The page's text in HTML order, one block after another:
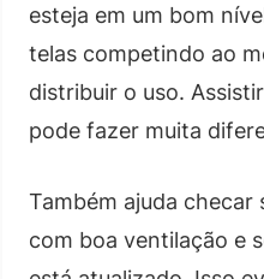
esteja em um bom
telas competindo ao
distribuir o uso.
pode fazer muita
Também ajuda checar
com boa ventilação e